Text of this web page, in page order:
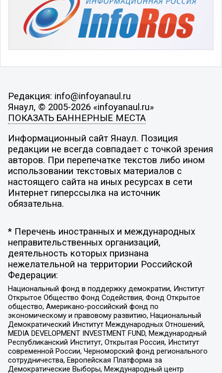
Редакция: info@infoyanaul.ru
Янаул, © 2005-2026 «infoyanaul.ru»
ПОКАЗАТЬ БАННЕРНЫЕ МЕСТА
Информационный сайт Янаул. Позиция
редакции не всегда совпадает с точкой зрения
авторов. При перепечатке текстов либо ином
использовании текстовых материалов с
настоящего сайта на иных ресурсах в сети
Интернет гиперссылка на источник
обязательна.
* Перечень иностранных и международных
неправительственных организаций,
деятельность которых признана
нежелательной на территории Российской
Федерации:
Национальный фонд в поддержку демократии, Институт
Открытое Общество Фонд Содействия, Фонд Открытое
общество, Американо-российский фонд по
экономическому и правовому развитию, Национальный
Демократический Институт Международных Отношений,
MEDIA DEVELOPMENT INVESTMENT FUND, Международный
Республиканский Институт, Открытая Россия, Институт
современной России, Черноморский фонд регионального
сотрудничества, Европейская Платформа за
Демократические Выборы, Международный центр